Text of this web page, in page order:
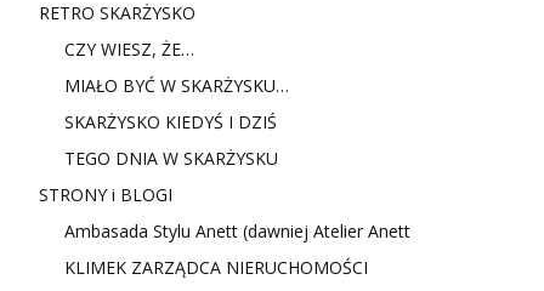
RETRO SKARŻYSKO
CZY WIESZ, ŻE…
MIAŁO BYĆ W SKARŻYSKU…
SKARŻYSKO KIEDYŚ I DZIŚ
TEGO DNIA W SKARŻYSKU
STRONY i BLOGI
Ambasada Stylu Anett (dawniej Atelier Anett
KLIMEK ZARZĄDCA NIERUCHOMOŚCI